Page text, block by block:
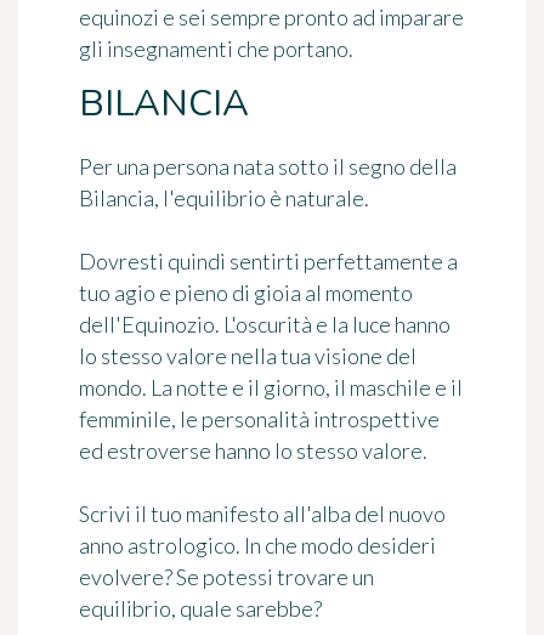
equinozi e sei sempre pronto ad imparare
gli insegnamenti che portano.
BILANCIA
Per una persona nata sotto il segno della
Bilancia, l'equilibrio è naturale.
Dovresti quindi sentirti perfettamente a
tuo agio e pieno di gioia al momento
dell'Equinozio. L'oscurità e la luce hanno
lo stesso valore nella tua visione del
mondo. La notte e il giorno, il maschile e il
femminile, le personalità introspettive
ed estroverse hanno lo stesso valore.
Scrivi il tuo manifesto all'alba del nuovo
anno astrologico. In che modo desideri
evolvere? Se potessi trovare un
equilibrio, quale sarebbe?